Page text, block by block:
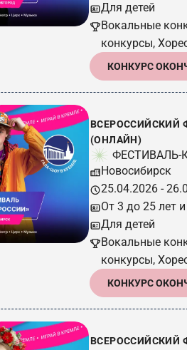
Для детей
Вокальные
конкурсы,
КОНКУРС
ВСЕРОССИЙСКИЙ
(ОНЛАЙН)
ФЕСТИВАЛЬ-
Новосибирск
25.04.2026 -
От 3 до 25 лет
Для детей
Вокальные
конкурсы,
КОНКУРС
ВСЕРОССИЙСКИЙ